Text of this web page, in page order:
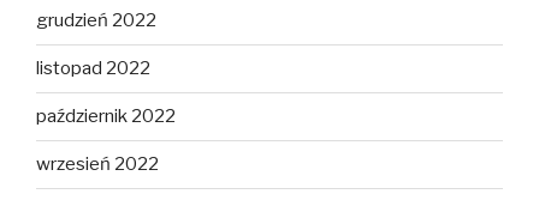
grudzień 2022
listopad 2022
październik 2022
wrzesień 2022